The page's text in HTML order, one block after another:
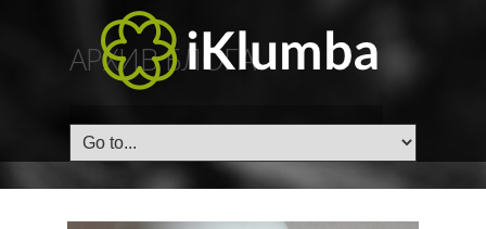
АРХИВ БЛОГА
ГЛАВНАЯ/Tag: Вегетарианский